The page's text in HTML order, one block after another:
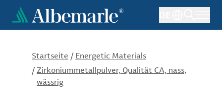
Direkt
zum
Inhalt
Startseite / Energetic Materials
/Zirkoniummetallpulver, Qualität CA, nass,
wässrig